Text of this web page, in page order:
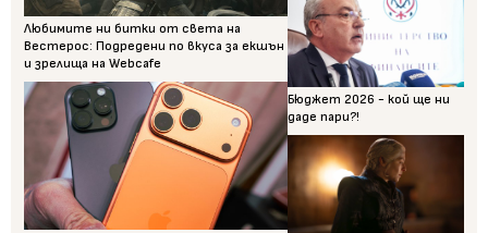
Любимите ни битки от света на
Вестерос: Подредени по вкуса за екшън
и зрелища на Webcafe
Бюджет 2026 - кой ще ни
даде пари?!